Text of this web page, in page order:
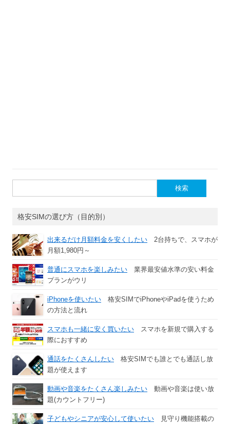
索:
格安SIMの選び方（目的別）
出来るだけ月額料金を安くしたい 2台持ちで、スマホが
月額1,980円～
普通にスマホを楽しみたい 業界最安値水準の安い料金
プランがウリ
iPhoneを使いたい 格安SIMでiPhoneやiPadを使うため
の方法と流れ
スマホも一緒に安く買いたい スマホを新規で購入する
際におすすめ
通話をたくさんしたい 格安SIMでも誰とでも通話し放
題が使えます
動画や音楽をたくさん楽しみたい 動画や音楽は使い放
題(カウントフリー)
子どもやシニアが安心して使いたい 見守り機能搭載の